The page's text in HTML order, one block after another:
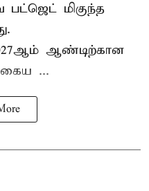
பட்ஜெட் மிகுந்த
ஆண்டிற்கான
...